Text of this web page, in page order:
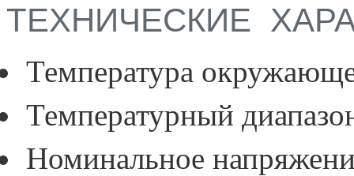
ТЕХНИЧЕСКИЕ
Температура
Температурный
Номинальное